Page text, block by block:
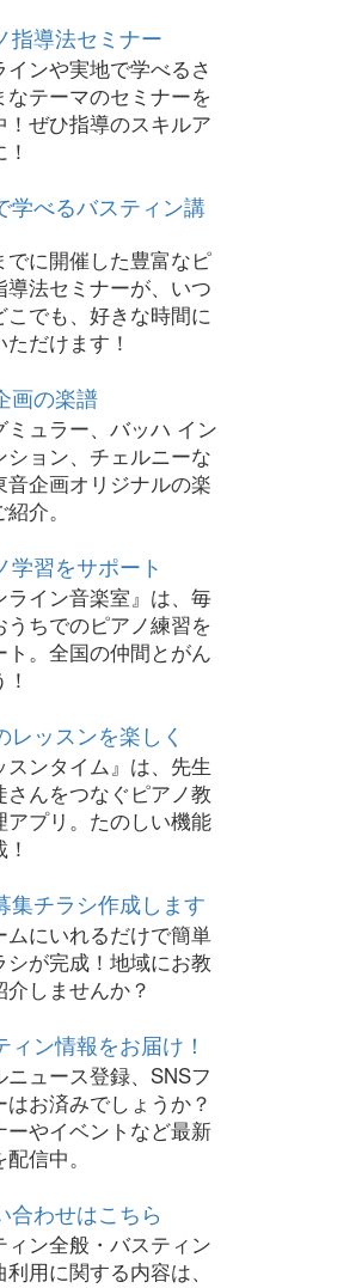
指導法セミナー
インや実地で学べるさ
なテーマのセミナーを
！ぜひ指導のスキルア
学べるバスティン講
でに開催した豊富なピ
導法セミナーが、いつ
こでも、好きな時間に
ただけます！
画の楽譜
ミュラー、バッハ イン
ション、チェルニーな
音企画オリジナルの楽
介。
学習をサポート
ライン音楽室』は、毎
うちでのピアノ練習を
ト。全国の仲間とがん
レッスンを楽しく
スンタイム』は、先生
さんをつなぐピアノ教
アプリ。たのしい機能
集チラシ作成します
ムにいれるだけで簡単
シが完成！地域にお教
介しませんか？
ィン情報をお届け！
ニュース登録、SNSフ
はお済みでしょうか？
ーやイベントなど最新
信中。
合わせはこちら
ィン全般・バスティン
用に関する内容は、